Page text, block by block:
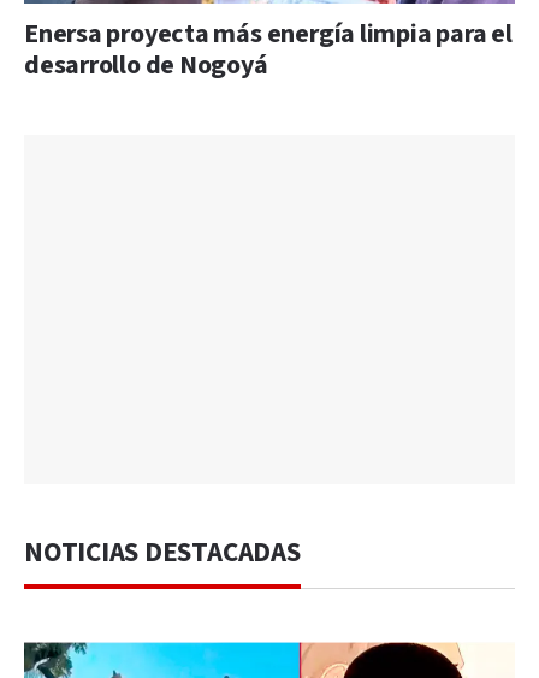
Enersa proyecta más energía limpia para el
desarrollo de Nogoyá
NOTICIAS DESTACADAS